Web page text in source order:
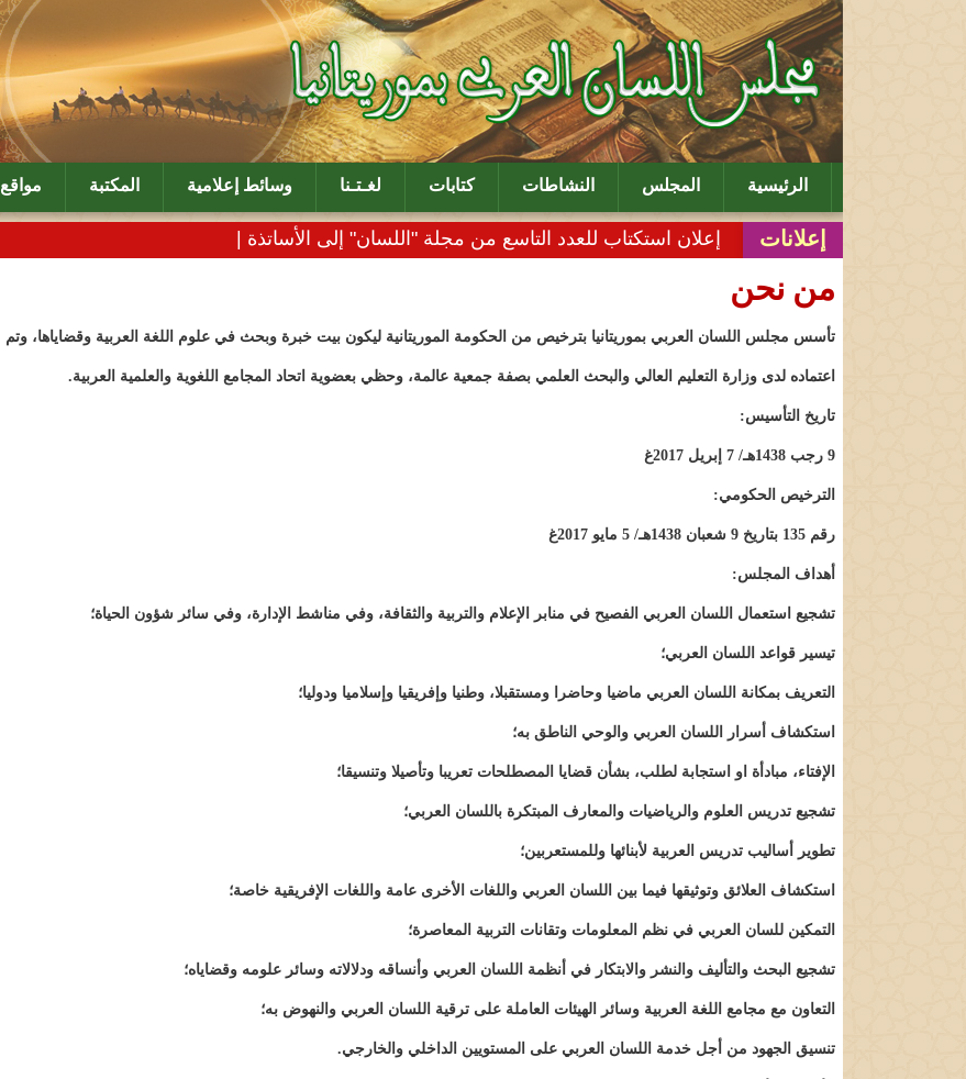
الرئيسية المجلس النشاطات كتابات لغـتـنا وسائط إعلامية المكتبة مواقع
إعلانات إعلان استكتاب للعدد التاسع من مجلة "اللسان" إلى الأساتذة الكتاب_
من نحن
تأسس مجلس اللسان العربي بموريتانيا بترخيص من الحكومة الموريتانية ليكون بيت خبرة وبحث في علوم اللغة العربية وقضاياها، وتم
اعتماده لدى وزارة التعليم العالي والبحث العلمي بصفة جمعية عالمة، وحظي بعضوية اتحاد المجامع اللغوية والعلمية العربية.
تاريخ التأسيس:
9 رجب‏ 1438هـ/ 7 إبريل 2017غ
الترخيص الحكومي:
رقم 135 بتاريخ 9 شعبان 1438هـ/ 5 مايو 2017غ
أهداف المجلس:
تشجيع استعمال اللسان العربي الفصيح في منابر الإعلام والتربية والثقافة، وفي مناشط الإدارة، وفي سائر شؤون الحياة؛
تيسير قواعد اللسان العربي؛
التعريف بمكانة اللسان العربي ماضيا وحاضرا ومستقبلا، وطنيا وإفريقيا وإسلاميا ودوليا؛
استكشاف أسرار اللسان العربي والوحي الناطق به؛
الإفتاء، مبادأة او استجابة لطلب، بشأن قضايا المصطلحات تعريبا وتأصيلا وتنسيقا؛
تشجيع تدريس العلوم والرياضيات والمعارف المبتكرة باللسان العربي؛
تطوير أساليب تدريس العربية لأبنائها وللمستعربين؛
استكشاف العلائق وتوثيقها فيما بين اللسان العربي واللغات الأخرى عامة واللغات الإفريقية خاصة؛
التمكين للسان العربي في نظم المعلومات وتقانات التربية المعاصرة؛
تشجيع البحث والتأليف والنشر والابتكار في أنظمة اللسان العربي وأنساقه ودلالاته وسائر علومه وقضاياه؛
التعاون مع مجامع اللغة العربية وسائر الهيئات العاملة على ترقية اللسان العربي والنهوض به؛
تنسيق الجهود من أجل خدمة اللسان العربي على المستويين الداخلي والخارجي.